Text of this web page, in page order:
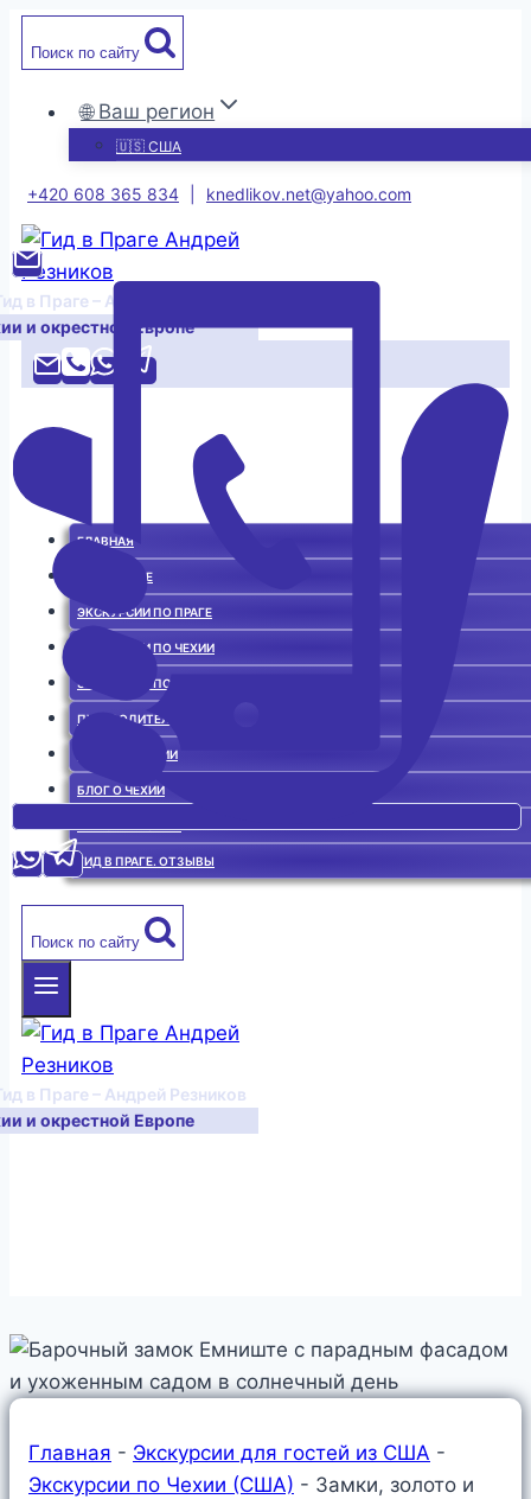
Перейти
Поиск по сайту
🌐 Ваш регион
🇺🇸 США
+420 608 365 834 knedlikov.net@yahoo.com
в Праге – Андрей Резников
и окрестной Европе
ГЛАВНАЯ
ГИД В ПРАГЕ
ЭКСКУРСИИ ПО ПРАГЕ
ЭКСКУРСИИ ПО ЧЕХИИ
ЭКСКУРСИИ ПО ЕВРОПЕ
ПУТЕВОДИТЕЛЬ
ИСТОРИЯ ЧЕХИИ
БЛОГ О ЧЕХИИ
ГИД В ПРАГЕ. ОТЗЫВЫ
Поиск по сайту
в Праге – Андрей Резников
и окрестной Европе
Главная - Экскурсии для гостей из США -
Экскурсии по Чехии (США) - Замки, золото и